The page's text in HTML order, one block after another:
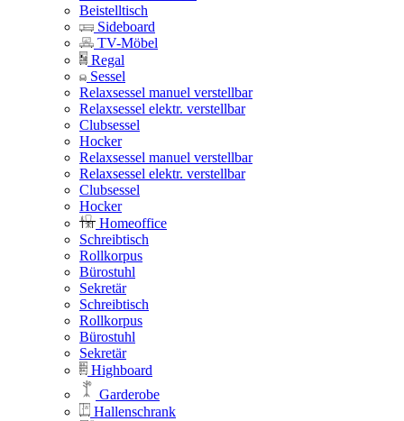
Beistelltisch
Sideboard
TV-Möbel
Regal
Sessel
Relaxsessel manuel verstellbar
Relaxsessel elektr. verstellbar
Clubsessel
Hocker
Relaxsessel manuel verstellbar
Relaxsessel elektr. verstellbar
Clubsessel
Hocker
Homeoffice
Schreibtisch
Rollkorpus
Bürostuhl
Sekretär
Schreibtisch
Rollkorpus
Bürostuhl
Sekretär
Highboard
Garderobe
Hallenschrank